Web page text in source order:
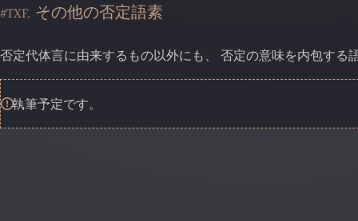
#TXF. その他の否定語素
否定代体言に由来するもの以外にも、 否定の意味を内包する
執筆予定です。